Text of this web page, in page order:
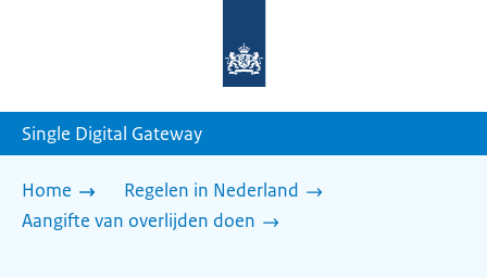
homepage
Single Digital Gateway
Home
Regelen in Nederland
Aangifte van overlijden doen